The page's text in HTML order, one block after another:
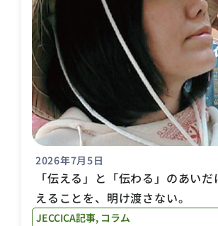
2026年7月5日
「伝える」と「伝わる」のあい
えることを、明け渡さない。
JECCICA記事, コラム